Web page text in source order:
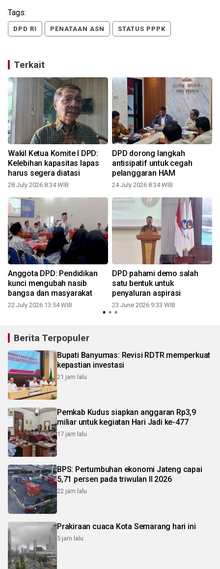
Tags:
DPD RI PENATAAN ASN STATUS PPPK
Terkait
Wakil Ketua Komite I DPD:
Kelebihan kapasitas lapas
harus segera diatasi
28 July 2026 8:34 WIB
DPD dorong langkah
antisipatif untuk cegah
pelanggaran HAM
24 July 2026 8:34 WIB
Anggota DPD: Pendidikan
kunci mengubah nasib
bangsa dan masyarakat
22 July 2026 13:54 WIB
DPD pahami demo salah
satu bentuk untuk
penyaluran aspirasi
23 June 2026 9:33 WIB
Berita Terpopuler
Bupati Banyumas: Revisi RDTR memperkuat
kepastian investasi
21 jam lalu
Pemkab Kudus siapkan anggaran Rp3,9
miliar untuk kegiatan Hari Jadi ke-477
17 jam lalu
BPS: Pertumbuhan ekonomi Jateng capai
5,71 persen pada triwulan II 2026
22 jam lalu
Prakiraan cuaca Kota Semarang hari ini
5 jam lalu